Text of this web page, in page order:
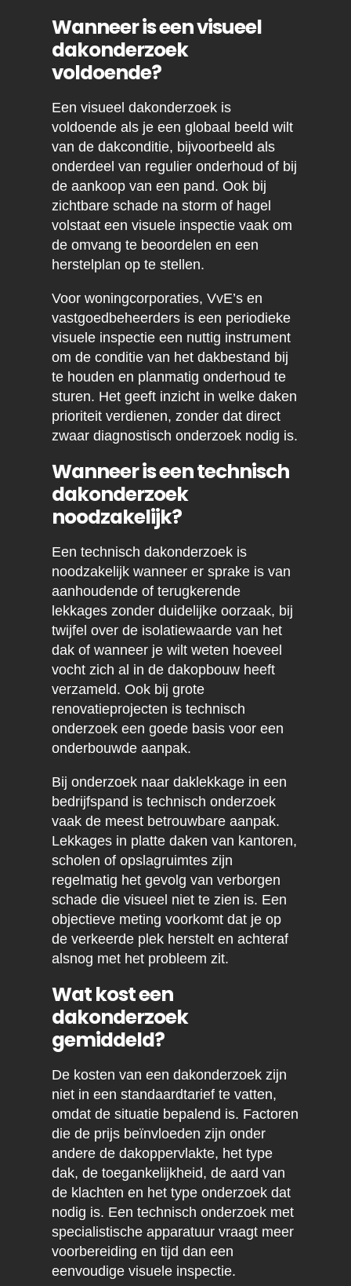
Wanneer is een visueel
dakonderzoek
voldoende?
Een visueel dakonderzoek is
voldoende als je een globaal beeld wilt
van de dakconditie, bijvoorbeeld als
onderdeel van regulier onderhoud of bij
de aankoop van een pand. Ook bij
zichtbare schade na storm of hagel
volstaat een visuele inspectie vaak om
de omvang te beoordelen en een
herstelplan op te stellen.
Voor woningcorporaties, VvE’s en
vastgoedbeheerders is een periodieke
visuele inspectie een nuttig instrument
om de conditie van het dakbestand bij
te houden en planmatig onderhoud te
sturen. Het geeft inzicht in welke daken
prioriteit verdienen, zonder dat direct
zwaar diagnostisch onderzoek nodig is.
Wanneer is een technisch
dakonderzoek
noodzakelijk?
Een technisch dakonderzoek is
noodzakelijk wanneer er sprake is van
aanhoudende of terugkerende
lekkages zonder duidelijke oorzaak, bij
twijfel over de isolatiewaarde van het
dak of wanneer je wilt weten hoeveel
vocht zich al in de dakopbouw heeft
verzameld. Ook bij grote
renovatieprojecten is technisch
onderzoek een goede basis voor een
onderbouwde aanpak.
Bij onderzoek naar daklekkage in een
bedrijfspand is technisch onderzoek
vaak de meest betrouwbare aanpak.
Lekkages in platte daken van kantoren,
scholen of opslagruimtes zijn
regelmatig het gevolg van verborgen
schade die visueel niet te zien is. Een
objectieve meting voorkomt dat je op
de verkeerde plek herstelt en achteraf
alsnog met het probleem zit.
Wat kost een
dakonderzoek
gemiddeld?
De kosten van een dakonderzoek zijn
niet in een standaardtarief te vatten,
omdat de situatie bepalend is. Factoren
die de prijs beïnvloeden zijn onder
andere de dakoppervlakte, het type
dak, de toegankelijkheid, de aard van
de klachten en het type onderzoek dat
nodig is. Een technisch onderzoek met
specialistische apparatuur vraagt meer
voorbereiding en tijd dan een
eenvoudige visuele inspectie.